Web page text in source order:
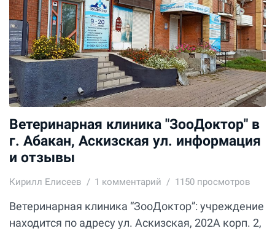
Ветеринарная клиника "ЗооДоктор" в
г. Абакан, Аскизская ул. информация
и отзывы
Кирилл Елисеев 1 комментарий 1150 просмотров
Ветеринарная клиника “ЗооДоктор”: учреждение
находится по адресу ул. Аскизская, 202А корп. 2,